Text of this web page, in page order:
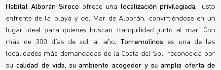
Habitat Alborán Siroco ofrece una localización privilegiada, justo
enfrente de la playa y del Mar de Alborán, convirtiéndose en un
lugar ideal para quienes buscan tranquilidad junto al mar. Con
más de 300 días de sol al año, Torremolinos es una de las
localidades más demandadas de la Costa del Sol, reconocida por
sucalidad de vida, su ambiente acogedor y su amplia oferta de